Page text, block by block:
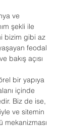
ve
şekli ile
bizim gibi az
feodal
bakış açısı
bir yapıya
içinde
Biz de ise,
ve sitemin
mekanizması